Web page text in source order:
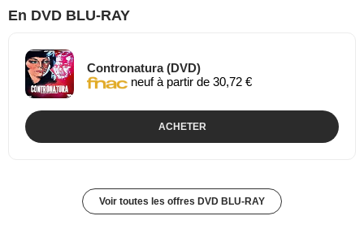
En DVD BLU-RAY
Contronatura (DVD)
neuf à partir de 30,72 €
ACHETER
Voir toutes les offres DVD BLU-RAY